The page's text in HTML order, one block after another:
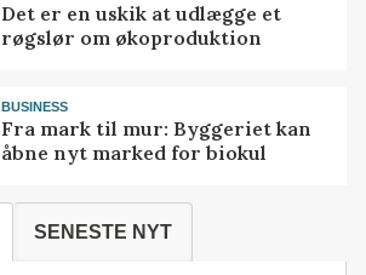
Det er en uskik at udlægge et
røgslør om økoproduktion
BUSINESS
Fra mark til mur: Byggeriet kan
åbne nyt marked for biokul
SENESTE NYT